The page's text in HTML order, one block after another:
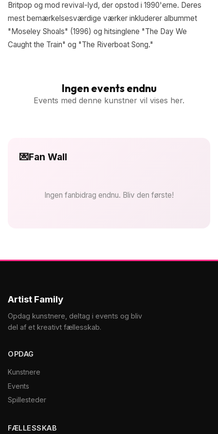
Britpop og mod revival-lyd, der opstod i 1990'erne. Deres
mest bemærkelsesværdige værker inkluderer albummet
"Moseley Shoals" (1996) og hitsinglene "The Day We
Caught the Train" og "The Riverboat Song."
Ingen events endnu
Events med denne kunstner vil vises her.
💌Fan Wall
Ingen fanbidrag endnu. Bliv den første!
Artist Family
Opdag kunstnere, deltag i events og bliv
del af et kreativt fællesskab.
OPDAG
Kunstnere
Events
Spillesteder
FÆLLESSKAB